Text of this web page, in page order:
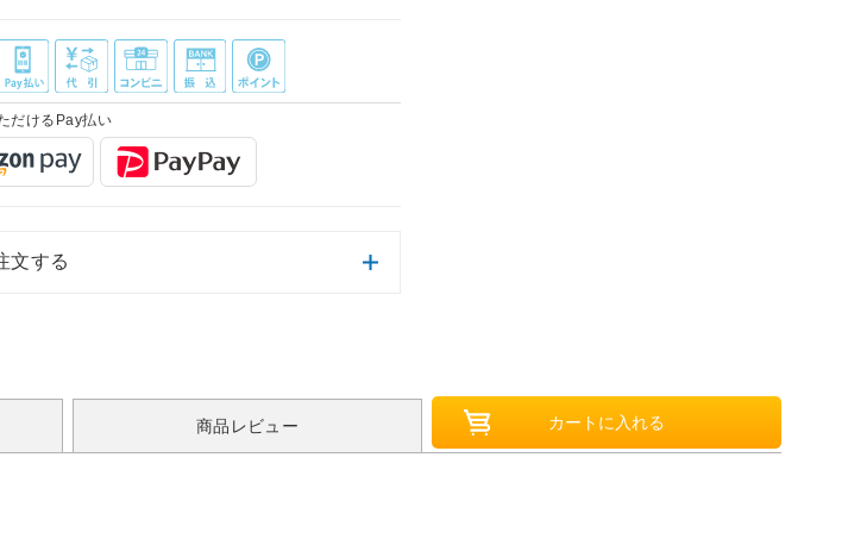
だけるPay払い
文する
商品レビュー